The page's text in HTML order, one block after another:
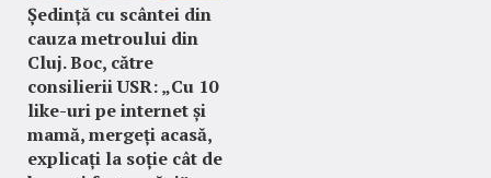
Ședință cu scântei din
cauza metroului din
Cluj. Boc, către
consilierii USR: „Cu 10
like-uri pe internet și
mamă, mergeți acasă,
explicați la soție cât de